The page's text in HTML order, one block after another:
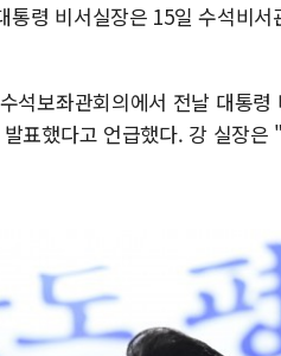
령 비서실장은 15일 수석비
석보좌관회의에서 전날 대통
표했다고 언급했다. 강 실장은